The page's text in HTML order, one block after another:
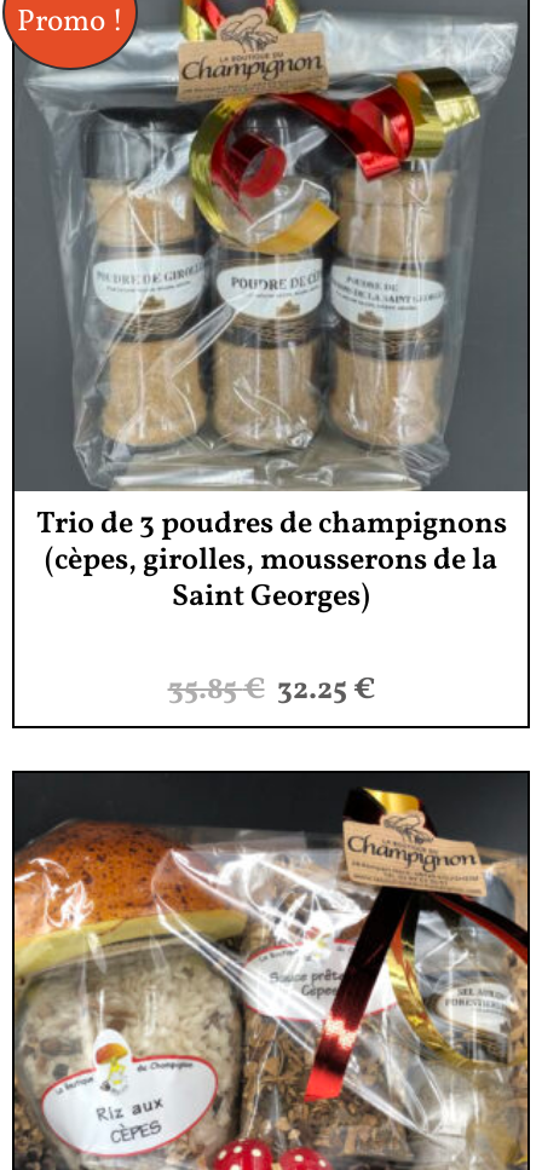
Promo !
Trio de 3 poudres de champignons
(cèpes, girolles, mousserons de la
Saint Georges)
35.85€ 32.25 €